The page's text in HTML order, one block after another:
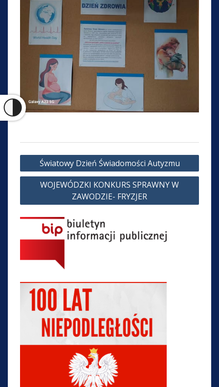
Nawigacja
wpisu
Światowy Dzień Świadomości Autyzmu
WOJEWÓDZKI KONKURS SPRAWNY W
ZAWODZIE- FRYZJER